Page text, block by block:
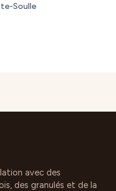
Soulle
avec des
des granulés et de la